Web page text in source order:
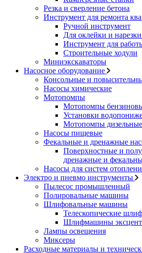
Резка и сверление бетона
Инструмент для ремонта
Ручной инструмент
Для оклейки и
Инструмент для
Строительные ходули
Миниэкскаваторы
Насосное оборудование
Консольные и
Насосы химические
Мотопомпы
Мотопомпы
Установки
Мотопомпы дизельные
Насосы пищевые
Фекальные и дренажные
Поверхностные и
дренажные и
Насосы для систем
Электро и пневмо инструменты
Пылесос промышленный
Полировальные машины
Шлифовальные машины
Телескопические
Шлифмашины
Лампы освещения
Миксеры
Расходные материалы и